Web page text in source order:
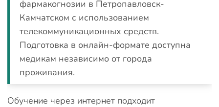
фармакогнозии в Петропавловск-
Камчатском с использованием
телекоммуникационных средств.
Подготовка в онлайн-формате доступна
медикам независимо от города
проживания.
Обучение через интернет подходит